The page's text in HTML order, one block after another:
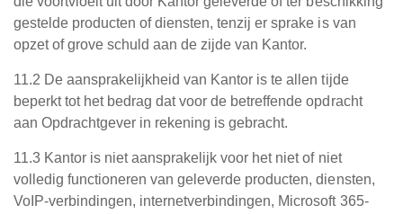
gestelde producten of diensten, tenzij er sprake is van
opzet of grove schuld aan de zijde van Kantor.
11.2 De aansprakelijkheid van Kantor is te allen tijde
beperkt tot het bedrag dat voor de betreffende opdracht
aan Opdrachtgever in rekening is gebracht.
11.3 Kantor is niet aansprakelijk voor het niet of niet
volledig functioneren van geleverde producten, diensten,
VoIP-verbindingen, internetverbindingen, Microsoft 365-